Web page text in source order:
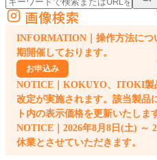
外部サイトの商品をカートに追加
他のサイトで見つけた商品ページのURLを貼り付
画像検索
INFORMATION｜操作方法につ
期開催しております。
お申込み
NOTICE｜KOKUYO、ITOKI製
改定が実施されます。該当製品
ト内の表示価格を更新いたしま
NOTICE｜2026年8月8日(土) ～
休業とさせていただきます。